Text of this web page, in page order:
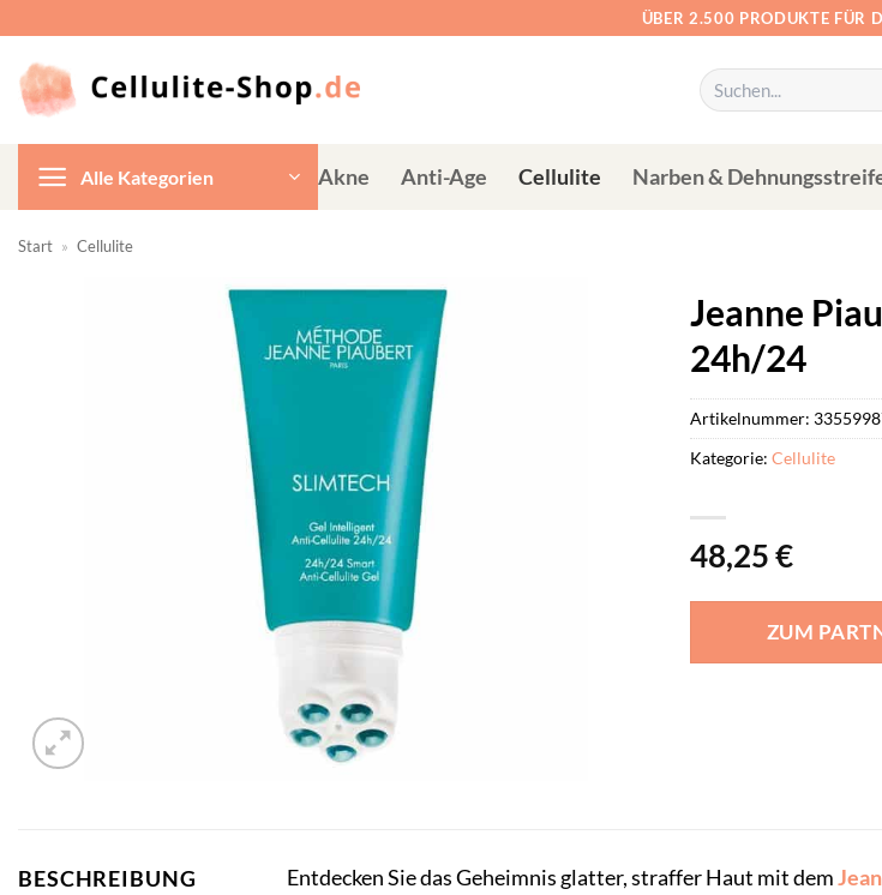
springen
ÜBER 2.500 PRODUKTE FÜR
Suchen
nach:
Alle Kategorien Akne Anti-Age Cellulite Narben &
Start » Cellulite
Jeanne
24h/24
48,25€
ZUM
Artikelnummer:
Kategorie: Cellulite
BESCHREIBUNG Entdecken Sie das Geheimnis glatter, straffer Haut mit dem